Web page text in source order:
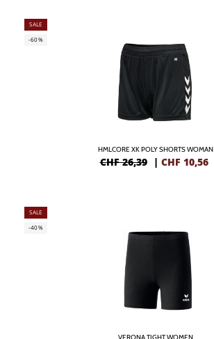
SALE
-60%
HMLCORE XK POLY SHORTS WOMAN
CHF 26,39 | CHF 10,56
SALE
-40%
VERONA TIGHT WOMEN